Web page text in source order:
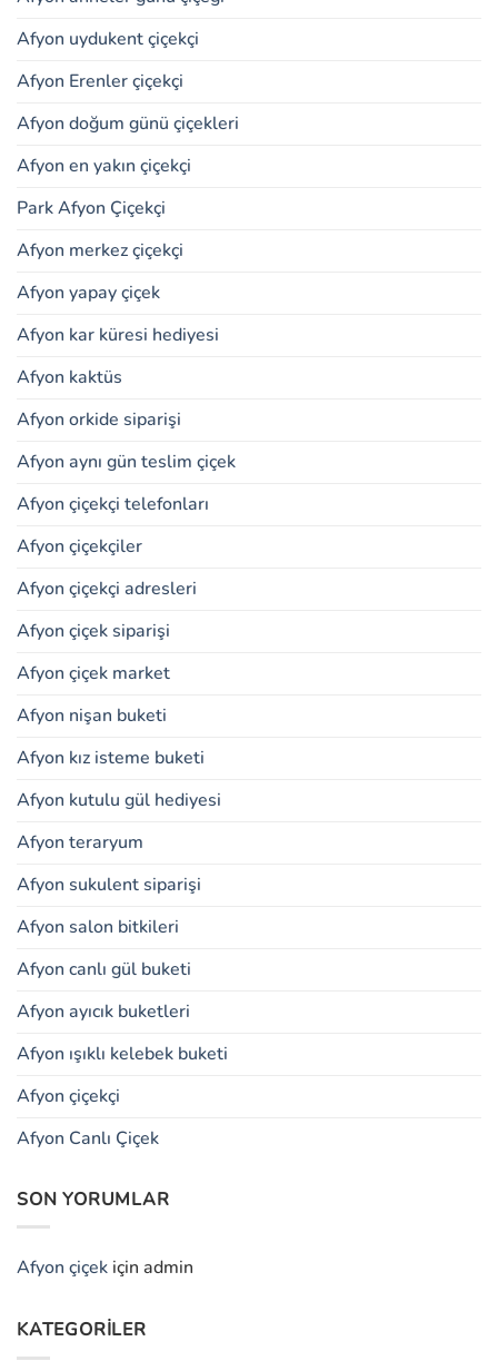
Afyon uydukent çiçekçi
Afyon Erenler çiçekçi
Afyon doğum günü çiçekleri
Afyon en yakın çiçekçi
Park Afyon Çiçekçi
Afyon merkez çiçekçi
Afyon yapay çiçek
Afyon kar küresi hediyesi
Afyon kaktüs
Afyon orkide siparişi
Afyon aynı gün teslim çiçek
Afyon çiçekçi telefonları
Afyon çiçekçiler
Afyon çiçekçi adresleri
Afyon çiçek siparişi
Afyon çiçek market
Afyon nişan buketi
Afyon kız isteme buketi
Afyon kutulu gül hediyesi
Afyon teraryum
Afyon sukulent siparişi
Afyon salon bitkileri
Afyon canlı gül buketi
Afyon ayıcık buketleri
Afyon ışıklı kelebek buketi
Afyon çiçekçi
Afyon Canlı Çiçek
SON YORUMLAR
Afyon çiçek için admin
KATEGORILER